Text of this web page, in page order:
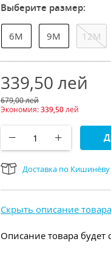
Выберите размер:
6М 9М 12М
339,50 лей
679,00лей
Экономия:339,50лей
Доставка по Кишинёву
Скрыть описание товара
Описание товара будет